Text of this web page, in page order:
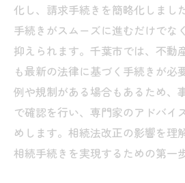
計画的なスケジュール
不動産評価の落とし穴
専門家の選び方とその
手続き漏れを防ぐため
相続手続き完了後の注
千葉県で提供される相続相
行政書士事務所の選び方
化し、請求手続きを簡略化しまし
手続きがスムーズに進むだけでな
抑えられます。千葉市では、不動
も最新の法律に基づく手続きが必
例や規制がある場合もあるため、
で確認を行い、専門家のアドバイ
めします。相続法改正の影響を理
相続手続きを実現するための第一